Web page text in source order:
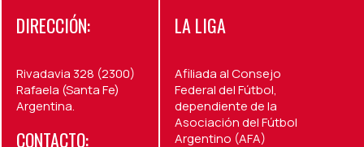
DIRECCIÓN:
Rivadavia 328 (2300)
Rafaela (Santa Fe)
Argentina.
CONTACTO:
LA LIGA
Afiliada al Consejo
Federal del Fútbol,
dependiente de la
Asociación del Fútbol
Argentino (AFA)